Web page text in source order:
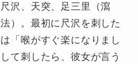
沢、天突、足三里（瀉
）。最初に尺沢を刺した
「喉がすぐ楽になりまし
て刺したら、彼女が言う